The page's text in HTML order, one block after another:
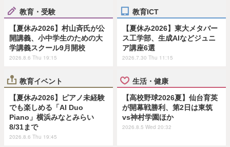
教育・受験
【夏休み2026】村山斉氏が公
開講義、小中学生のための大
学講義スクール9月開校
2026.8.6 Thu 19:15
教育ICT
【夏休み2026】東大メタバー
ス工学部、生成AIなどジュニ
ア講座6選
2026.7.30 Thu 11:15
教育イベント
【夏休み2026】ピアノ未経験
でも楽しめる「AI Duo
Piano」横浜みなとみらい
8/31まで
2026.8.6 Thu 19:45
生活・健康
【高校野球2026夏】仙台育英
が開幕戦勝利、第2日は東筑
vs神村学園ほか
2026.8.5 Wed 20:32